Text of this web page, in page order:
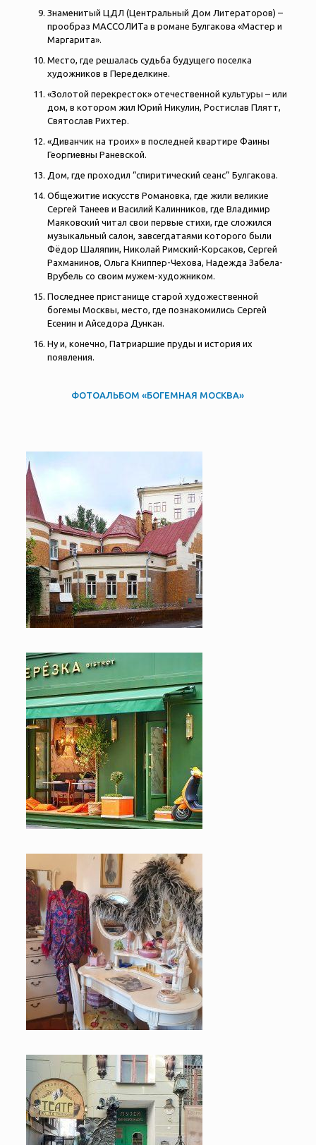
Знаменитый ЦДЛ (Центральный Дом Литераторов) –
прообраз МАССОЛИТа в романе Булгакова «Мастер и
Маргарита».
Место, где решалась судьба будущего поселка
художников в Переделкине.
«Золотой перекресток» отечественной культуры – или
дом, в котором жил Юрий Никулин, Ростислав Плятт,
Святослав Рихтер.
«Диванчик на троих» в последней квартире Фаины
Георгиевны Раневской.
Дом, где проходил “спиритический сеанс” Булгакова.
Общежитие искусств Романовка, где жили великие
Сергей Танеев и Василий Калинников, где Владимир
Маяковский читал свои первые стихи, где сложился
музыкальный салон, завсегдатаями которого были
Фёдор Шаляпин, Николай Римский-Корсаков, Сергей
Рахманинов, Ольга Книппер-Чехова, Надежда Забела-
Врубель со своим мужем-художником.
Последнее пристанище старой художественной
богемы Москвы, место, где познакомились Сергей
Есенин и Айседора Дункан.
Ну и, конечно, Патриаршие пруды и история их
появления.
ФОТОАЛЬБОМ «БОГЕМНАЯ МОСКВА»